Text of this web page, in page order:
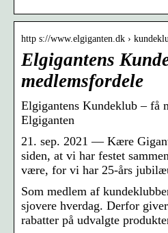
http s://www.elgiganten.dk ›
Elgigantens
medlemsfordele
Elgigantens Kundeklub – få
Elgiganten
21. sep. 2021 — Kære
siden, at vi har festet
være, for vi har 25-års
Som medlem af
sjovere hverdag. Derfor
rabatter på udvalgte